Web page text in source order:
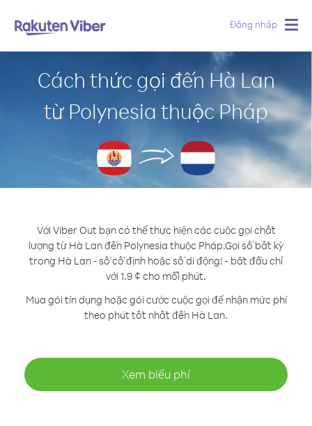
Đăng nhập
Cách thức gọi đến Hà Lan
từ Polynesia thuộc Pháp
Với Viber Out bạn có thể thực hiện các cuộc gọi chất
lượng từ Hà Lan đến Polynesia thuộc Pháp.Gọi số bất kỳ
trong Hà Lan - số cố định hoặc số di động! - bắt đầu chỉ
với 1.9 ¢ cho mỗi phút.
Mua gói tín dụng hoặc gói cước cuộc gọi để nhận mức phí
theo phút tốt nhất đến Hà Lan.
Xem biểu phí